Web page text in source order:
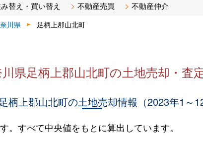
替え・買い替え 不動産売買 不動産仲介
川県 足柄上郡山北町
県足柄上郡山北町の土地売却・査
柄上郡山北町の土地売却情報（2023年1～
すべて中央値をもとに算出しています。